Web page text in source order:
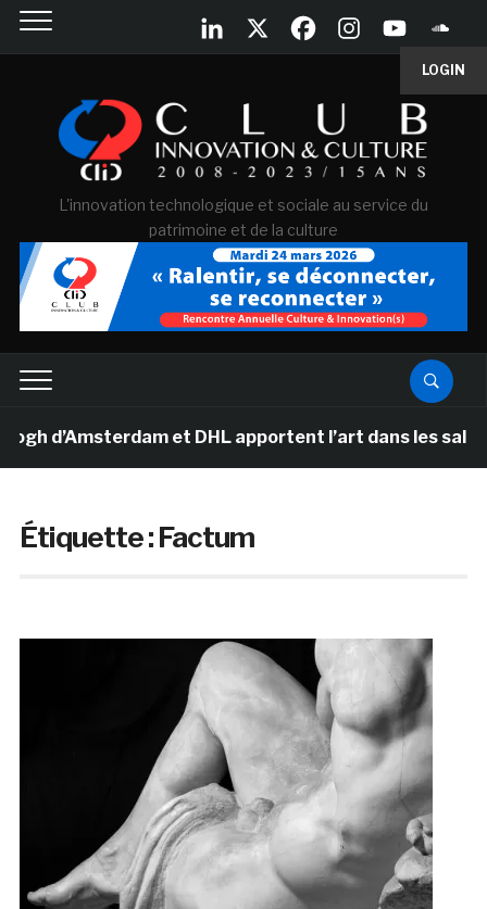
LOGIN
L'innovation technologique et sociale au service du
patrimoine et de la culture
d’Amsterdam et DHL apportent l’art dans les salles
Étiquette :Factum